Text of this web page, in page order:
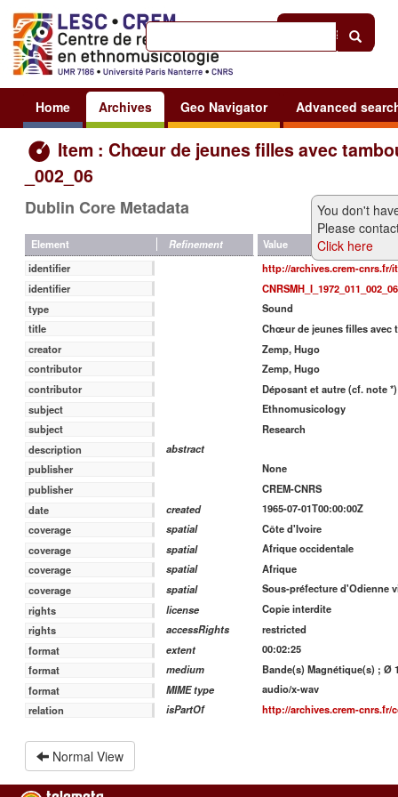
Sign in
Home Archives Geo Navigator Advanced
Item : Chœur de jeunes filles avec
_002_06
You don't
Please
Click here
Dublin Core Metadata
Element Refinement
Value
identifier
http://archives.crem-cnrs.fr/
identifier
CNRSMH_I_1972_011_002_06
type
Sound
title
Chœur de jeunes filles avec
creator
Zemp, Hugo
contributor
Zemp, Hugo
contributor
Déposant et autre (cf. note *)
subject
Ethnomusicology
subject
Research
description
abstract
publisher
None
publisher
CREM-CNRS
date
created
1965-07-01T00:00:00Z
coverage
spatial
Côte d'Ivoire
coverage
spatial
Afrique occidentale
coverage
spatial
Afrique
coverage
spatial
Sous-préfecture d'Odienne
rights
license
Copie interdite
rights
accessRights
restricted
format
extent
00:02:25
format
medium
Bande(s) Magnétique(s) ; Ø
format
MIME type
audio/x-wav
relation
isPartOf http://archives.crem-cnrs.fr/
Normal View